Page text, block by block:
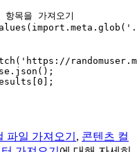
을 가져오기
( import. meta . glob ( '
( ' https://
. json ();
[0 ];
파일 가져오기 , 콘텐츠 컬